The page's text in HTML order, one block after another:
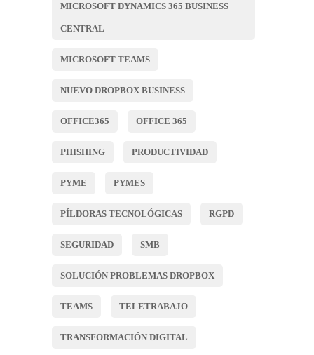
MICROSOFT DYNAMICS 365 BUSINESS
CENTRAL
MICROSOFT TEAMS
NUEVO DROPBOX BUSINESS
OFFICE365 OFFICE 365
PHISHING PRODUCTIVIDAD
PYME PYMES
PÍLDORAS TECNOLÓGICAS RGPD
SEGURIDAD SMB
SOLUCIÓN PROBLEMAS DROPBOX
TEAMS TELETRABAJO
TRANSFORMACIÓN DIGITAL